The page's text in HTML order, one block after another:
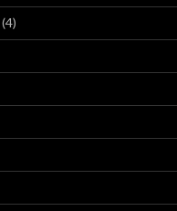
(4)